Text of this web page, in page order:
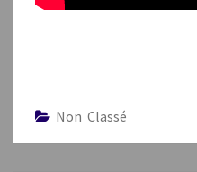
Non Classé